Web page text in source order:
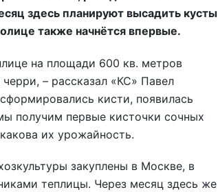
здесь планируют высадить кусты
также начнётся впервые.
на площади 600 кв. метров
– рассказал «КС» Павел
кисти, появилась
получим первые кисточки сочных
их урожайность.
закуплены в Москве, в
теплицы. Через месяц здесь же